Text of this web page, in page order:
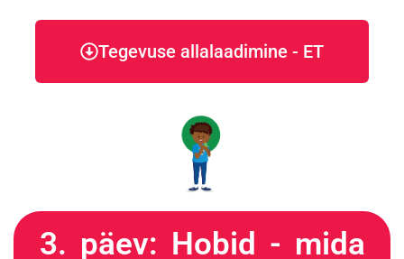
Tegevuse allalaadimine - ET
3. päev: Hobid - mida